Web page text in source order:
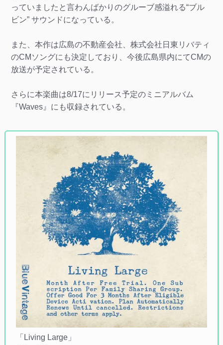
っていましたと言わんばかりのグルーブ感溢れる“ブル
ビン” サウンドになっている。
また、本作は広島の不動産会社、株式会社日東リバティ
のCMソングにも決定しており、今後広島県内にてCMの
放送が予定されている。
さらに本楽曲は8/17にリリース予定のミニアルバム
『Waves』にも収録されている。
「Living Large」